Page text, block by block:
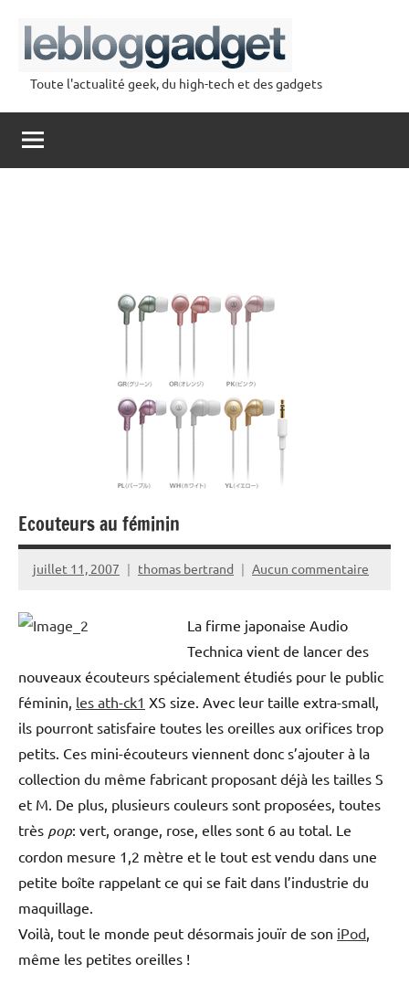
contenu
lebloggadget
Toute l'actualité geek, du high-tech et des gadgets
Ecouteurs au féminin
juillet 11, 2007 thomas bertrand Aucun commentaire
La firme japonaise Audio
Technica vient de lancer des
nouveaux écouteurs spécialement étudiés pour le public
féminin, les ath-ck1 XS size. Avec leur taille extra-small,
ils pourront satisfaire toutes les oreilles aux orifices trop
petits. Ces mini-écouteurs viennent donc s’ajouter à la
collection du même fabricant proposant déjà les tailles S
et M. De plus, plusieurs couleurs sont proposées, toutes
très pop: vert, orange, rose, elles sont 6 au total. Le
cordon mesure 1,2 mètre et le tout est vendu dans une
petite boîte rappelant ce qui se fait dans l’industrie du
maquillage.
Voilà, tout le monde peut désormais jouïr de son iPod
même les petites oreilles !